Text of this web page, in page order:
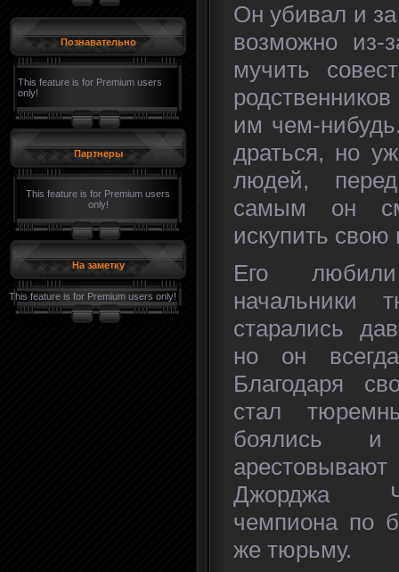
Познавательно
This feature is for Premium users
only!
Партнеры
This feature is for Premium users
only!
На заметку
This feature is for Premium users only!
Он убивал и
возможно из-
мучить
им чем-
драться, но
людей,
самым он
искупить
Его
начальники
старались
но он
Благодаря
стал
боялись
Джорджа
чемпиона по
же тюрьму.